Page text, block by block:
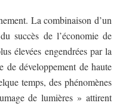
La combinaison d’un
succès de l’économie de
élevées engendrées par la
de développement de haute
temps, des phénomènes
de lumières » attirent